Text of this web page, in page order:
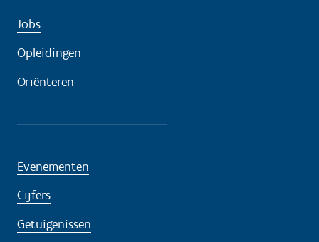
Jobs
Opleidingen
Oriënteren
Evenementen
Cijfers
Getuigenissen